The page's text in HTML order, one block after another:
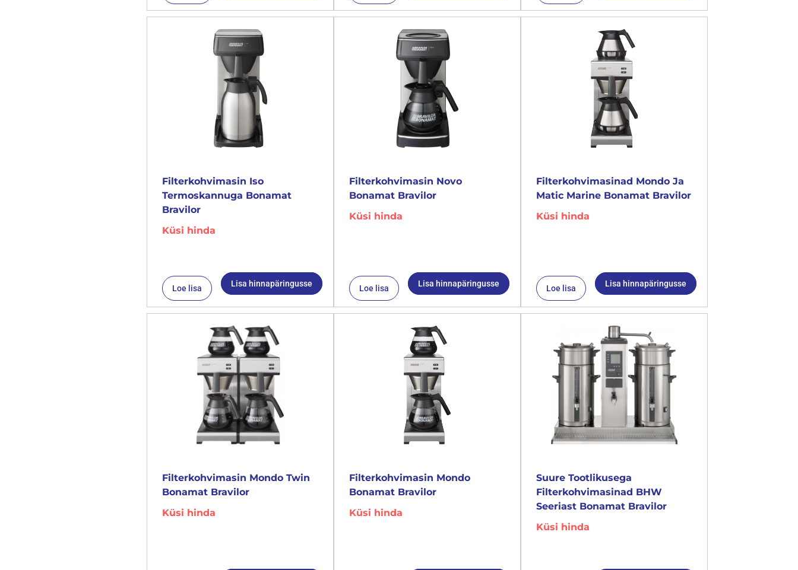
Filterkohvimasin Iso
Termoskannuga Bonamat
Bravilor
Küsi hinda
Loe lisa Lisa hinnapäringusse
Filterkohvimasin Novo
Bonamat Bravilor
Küsi hinda
Loe lisa Lisa hinnapäringusse
Filterkohvimasinad Mondo Ja
Matic Marine Bonamat Bravilor
Küsi hinda
Loe lisa Lisa hinnapäringusse
Filterkohvimasin Mondo Twin
Bonamat Bravilor
Küsi hinda
Filterkohvimasin Mondo
Bonamat Bravilor
Küsi hinda
Suure Tootlikusega
Filterkohvimasinad BHW
Seeriast Bonamat Bravilor
Küsi hinda